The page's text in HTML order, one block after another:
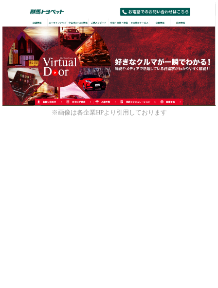
※画像は各企業HPより引用しております